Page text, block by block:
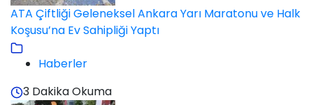
ATA Çiftliği Geleneksel Ankara Yarı Maratonu ve Halk
Koşusu’na Ev Sahipliği Yaptı
Haberler
3 Dakika Okuma